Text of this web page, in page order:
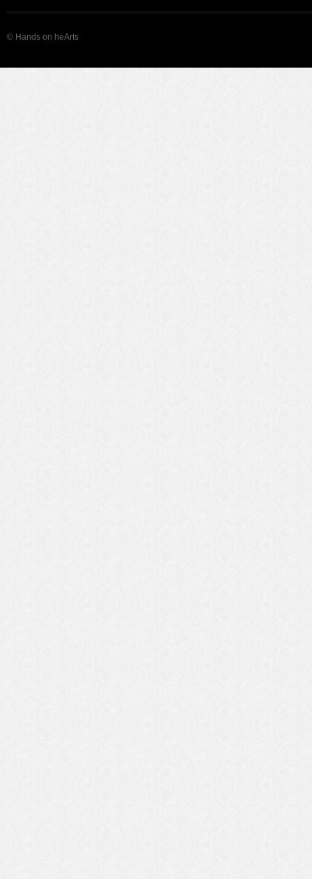
© Hands on heArts